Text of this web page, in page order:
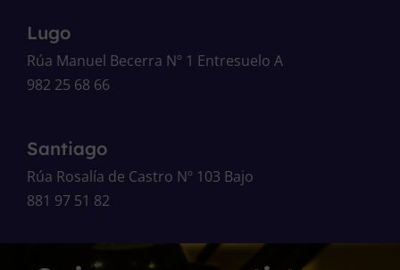
Lugo
Rúa Manuel Becerra Nº 1 Entresuelo A
982 25 68 66
Santiago
Rúa Rosalía de Castro Nº 103 Bajo
881 97 51 82